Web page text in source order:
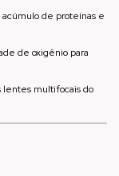
de proteínas e
de oxigênio para
lentes multifocais do